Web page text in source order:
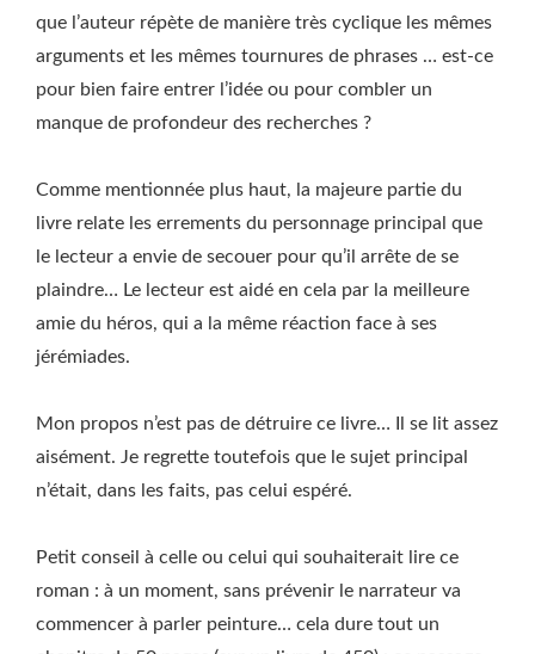
que l’auteur répète de manière très cyclique les mêmes
arguments et les mêmes tournures de phrases … est-ce
pour bien faire entrer l’idée ou pour combler un
manque de profondeur des recherches ?
Comme mentionnée plus haut, la majeure partie du
livre relate les errements du personnage principal que
le lecteur a envie de secouer pour qu’il arrête de se
plaindre… Le lecteur est aidé en cela par la meilleure
amie du héros, qui a la même réaction face à ses
jérémiades.
Mon propos n’est pas de détruire ce livre… Il se lit assez
aisément. Je regrette toutefois que le sujet principal
n’était, dans les faits, pas celui espéré.
Petit conseil à celle ou celui qui souhaiterait lire ce
roman : à un moment, sans prévenir le narrateur va
commencer à parler peinture… cela dure tout un